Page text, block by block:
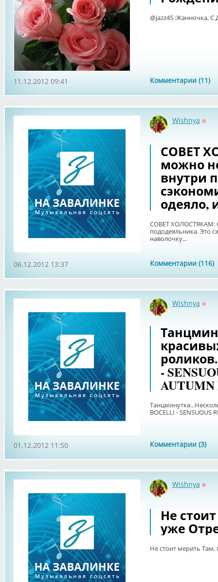
@jazz45 :Жанночка,
Комментарии (11)
11.12.2012 09:41
Wishnya
СОВЕТ
можно
внутри
одеяло,
СОВЕТ ХОЛОСТЯКАМ:
пододеяльника. Это
наволочку...
Комментарии (116)
06.12.2012 13:37
Wishnya
-
AUTUMN
BOCELLI - SENSUOUS
Комментарии (3)
01.12.2012 11:50
Wishnya
Не
уже
Не стоит мерить Там,